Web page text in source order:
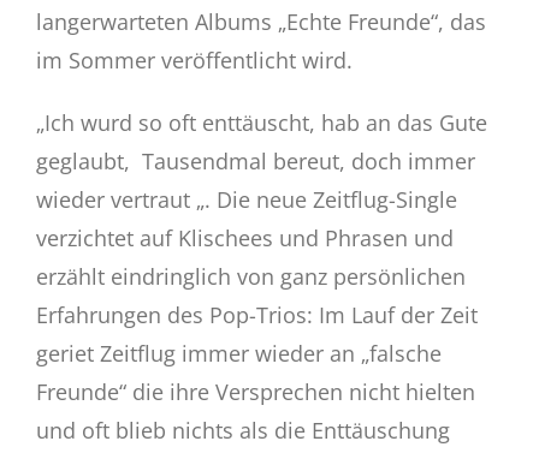
langerwarteten Albums „Echte Freunde“, das
im Sommer veröffentlicht wird.
„Ich wurd so oft enttäuscht, hab an das Gute
geglaubt, Tausendmal bereut, doch immer
wieder vertraut „. Die neue Zeitflug-Single
verzichtet auf Klischees und Phrasen und
erzählt eindringlich von ganz persönlichen
Erfahrungen des Pop-Trios: Im Lauf der Zeit
geriet Zeitflug immer wieder an „falsche
Freunde“ die ihre Versprechen nicht hielten
und oft blieb nichts als die Enttäuschung